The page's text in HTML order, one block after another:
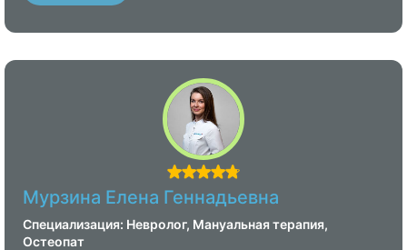
Мурзина Елена Геннадьевна
Специализация: Невролог, Мануальная терапия,
Остеопат